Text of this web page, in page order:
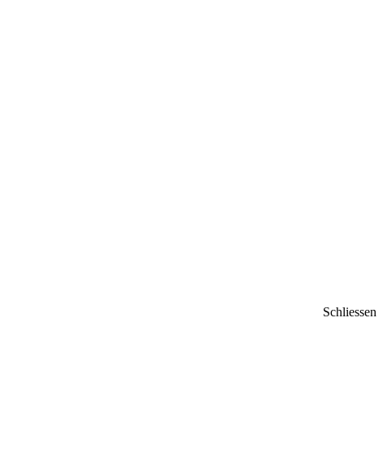
Schliessen